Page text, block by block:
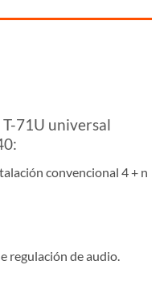
71U universal
convencional 4 + n
regulación de audio.